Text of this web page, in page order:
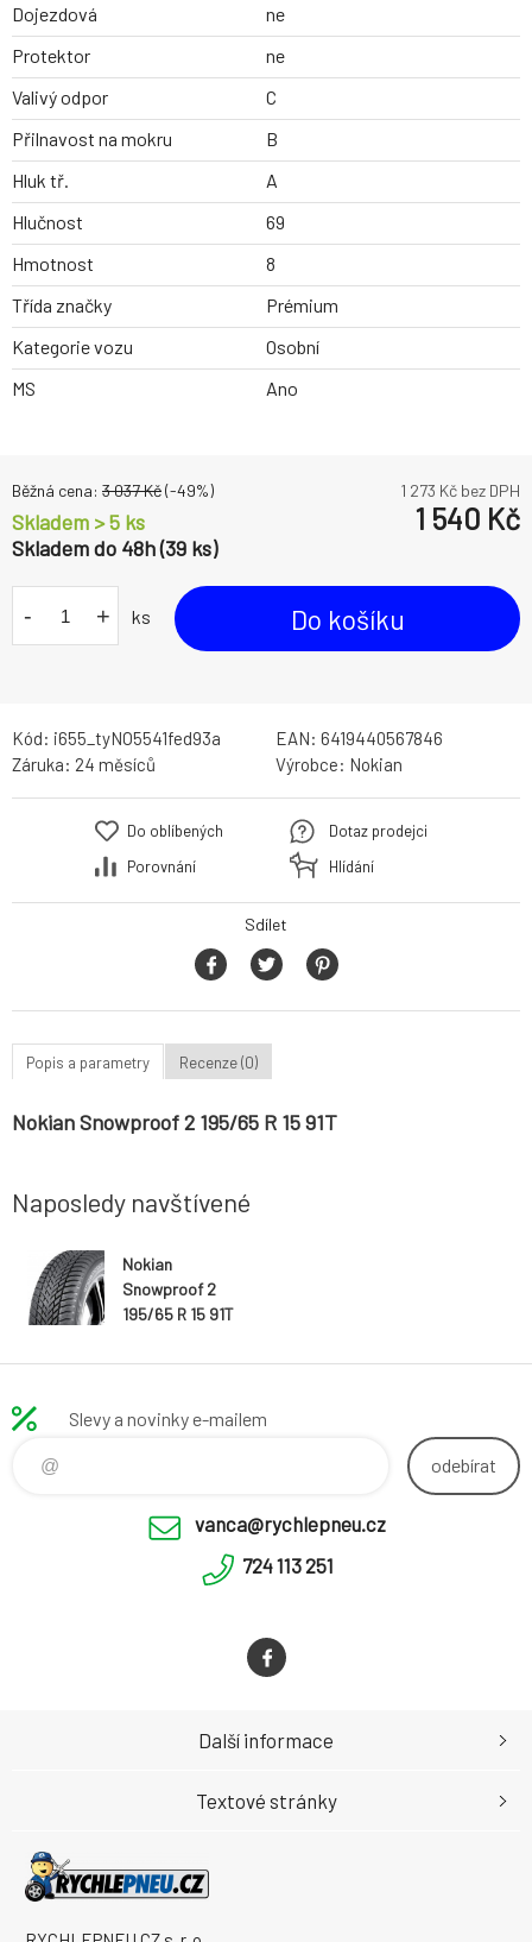
Dojezdová
ne
Protektor
ne
Valivý odpor
C
Přilnavost na mokru
B
Hluk tř.
A
Hlučnost
69
Hmotnost
8
Třída značky
Prémium
Kategorie vozu
Osobní
MS
Ano
Běžná cena: 3 037Kč(-49%) 1 273 Kč bez DPH
Skladem > 5 ks
Skladem do 48h (39 ks)
1 540 Kč
- + ks Do košíku
Kód: i655_tyNO5541fed93a EAN: 6419440567846
Záruka: 24 měsíců Výrobce: Nokian
Do oblíbených
Porovnání
Dotaz prodejci
Hlídání
Sdílet
Popis a parametry Recenze (0)
Nokian Snowproof 2 195/65 R 15 91T
Naposledy navštívené
Nokian
Snowproof 2
195/65 R 15 91T
Slevy a novinky e-mailem
odebírat
vanca@rychlepneu.cz
724 113 251
Další informace
Textové stránky